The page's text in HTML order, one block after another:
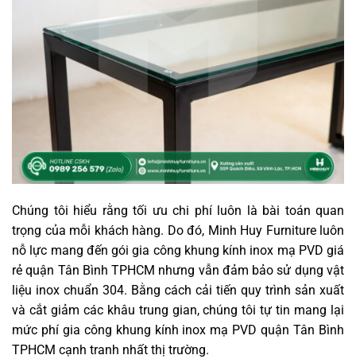
Chúng tôi hiểu rằng tối ưu chi phí luôn là bài toán quan
trọng của mỗi khách hàng. Do đó, Minh Huy Furniture luôn
nỗ lực mang đến gói gia công khung kính inox mạ PVD giá
rẻ quận Tân Bình TPHCM nhưng vẫn đảm bảo sử dụng vật
liệu inox chuẩn 304. Bằng cách cải tiến quy trình sản xuất
và cắt giảm các khâu trung gian, chúng tôi tự tin mang lại
mức phí gia công khung kính inox mạ PVD quận Tân Bình
TPHCM cạnh tranh nhất thị trường.